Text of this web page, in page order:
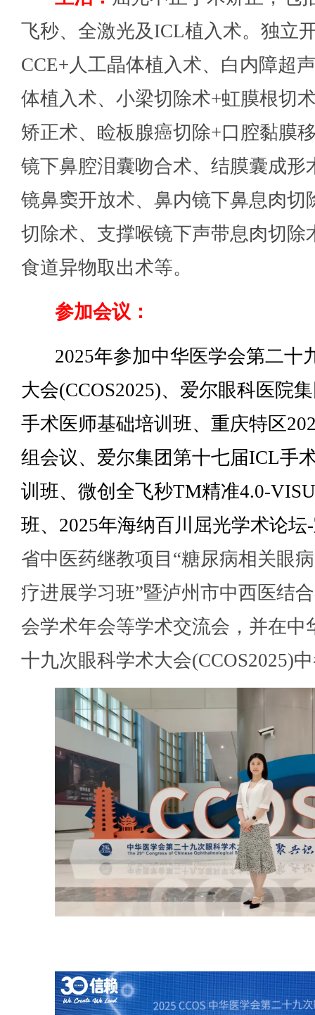
飞秒、全激光及ICL植入术。独立
CCE+人工晶体植入术、白内障超
体植入术、小梁切除术+虹膜根切
矫正术、睑板腺癌切除+口腔黏膜
镜下鼻腔泪囊吻合术、结膜囊成形
镜鼻窦开放术、鼻内镜下鼻息肉切
切除术、支撑喉镜下声带息肉切除
食道异物取出术等。
参加会议：
2025年参加中华医学会第二十
大会(CCOS2025)、爱尔眼科医院
手术医师基础培训班、重庆特区
组会议、爱尔集团第十七届ICL手
训班、微创全飞秒TM精准4.0-
班、2025年海纳百川屈光学术论坛
省中医药继教项目“糖尿病相关眼
疗进展学习班”暨泸州市中西医结
会学术年会等学术交流会，并在中
十九次眼科学术大会(CCOS2025)